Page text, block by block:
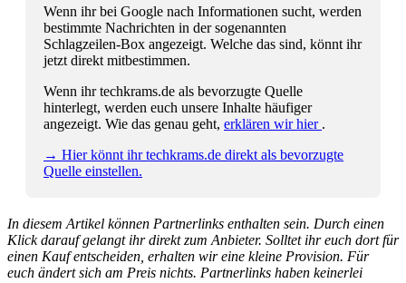
Wenn ihr bei Google nach Informationen sucht, werden
bestimmte Nachrichten in der sogenannten
Schlagzeilen-Box angezeigt. Welche das sind, könnt ihr
jetzt direkt mitbestimmen.
Wenn ihr techkrams.de als bevorzugte Quelle
hinterlegt, werden euch unsere Inhalte häufiger
angezeigt. Wie das genau geht, erklären wir hier .
→ Hier könnt ihr techkrams.de direkt als bevorzugte
Quelle einstellen.
In diesem Artikel können Partnerlinks enthalten sein. Durch einen
Klick darauf gelangt ihr direkt zum Anbieter. Solltet ihr euch dort für
einen Kauf entscheiden, erhalten wir eine kleine Provision. Für
euch ändert sich am Preis nichts. Partnerlinks haben keinerlei